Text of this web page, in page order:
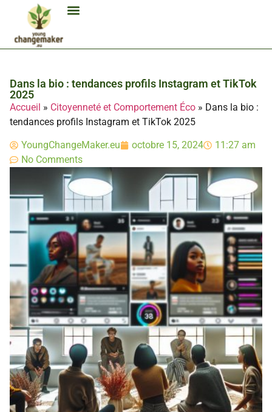
Dans la bio : tendances profils Instagram et TikTok
2025
Accueil » Citoyenneté et Comportement Éco » Dans la bio :
tendances profils Instagram et TikTok 2025
YoungChangeMaker.eu octobre 15, 2024
11:27 am
No Comments